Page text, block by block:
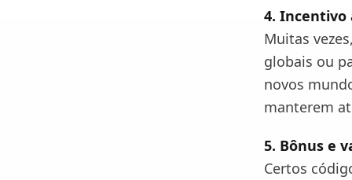
4. Incentivo
Muitas
globais ou
novos
manterem
5. Bônus e
Certos